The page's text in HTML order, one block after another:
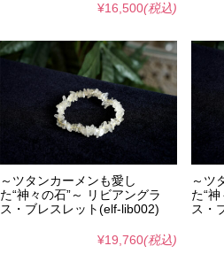
¥16,500(税込)
～ツタンカーメンも愛し
た“神々の石”～ リビアングラ
ス・ブレスレット(elf-lib002)
¥19,760(税込)
～ツ
た“
ス・